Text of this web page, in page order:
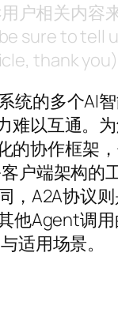
户相关内容
sure to
thank you)
统的多个AI
难以互通。
协作框架
户端架构的
，A2A协议
他Agent调
适用场景。